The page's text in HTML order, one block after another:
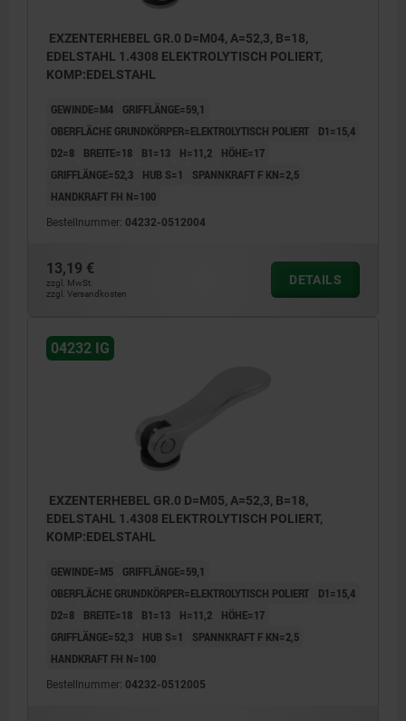
EXZENTERHEBEL GR.0 D=M04, A=52,3, B=18,
EDELSTAHL 1.4308 ELEKTROLYTISCH POLIERT,
KOMP:EDELSTAHL
GEWINDE=M4
GRIFFLÄNGE=59,1
OBERFLÄCHE GRUNDKÖRPER=ELEKTROLYTISCH POLIERT
D1=15,4
D2=8
BREITE=18 B1=13 H=11,2
HÖHE=17
GRIFFLÄNGE=52,3
HUB S=1
SPANNKRAFT F KN=2,5
HANDKRAFT FH N=100
Bestellnummer: 04232-0512004
13,19 €
zzgl. MwSt.
zzgl. Versandkosten
DETAILS
04232 IG
EXZENTERHEBEL GR.0 D=M05, A=52,3, B=18,
EDELSTAHL 1.4308 ELEKTROLYTISCH POLIERT,
KOMP:EDELSTAHL
GEWINDE=M5
GRIFFLÄNGE=59,1
OBERFLÄCHE GRUNDKÖRPER=ELEKTROLYTISCH POLIERT
D1=15,4
D2=8
BREITE=18 B1=13 H=11,2
HÖHE=17
GRIFFLÄNGE=52,3
HUB S=1
SPANNKRAFT F KN=2,5
HANDKRAFT FH N=100
Bestellnummer: 04232-0512005